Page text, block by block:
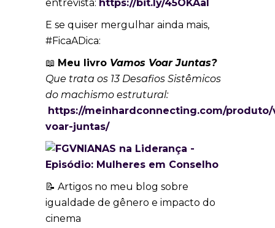
entrevista: https://bit.ly/45OKAal
E se quiser mergulhar ainda mais,
#FicaADica:
📖 Meu livro Vamos Voar Juntas?
Que trata os 13 Desafios Sistêmicos
do machismo estrutural:
https://meinhardconnecting.com/produto/
voar-juntas/
📝 Artigos no meu blog sobre
igualdade de gênero e impacto do
cinema